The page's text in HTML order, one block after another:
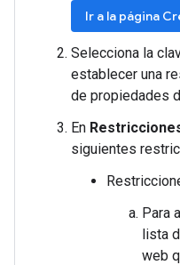
Ir a la página
Selecciona la
establecer una
de propiedades
En
siguientes
Para
lista
web